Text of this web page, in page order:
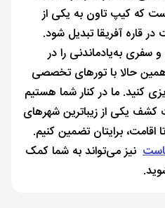
که کیپ تاون به یکی از
قاره آفریقا تبدیل شود.
سفری به‌یادماندنی را در
حالا با تورهای تخصصی
کنید. ما در کنار شما هستیم
کشف یکی از زیباترین شهرهای
برایتان تضمین کنیم.
نیز می‌تواند به شما کمک